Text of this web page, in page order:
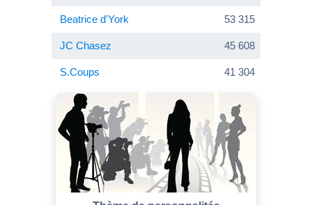
Beatrice d'York 53 315
JC Chasez 45 608
S.Coups 41 304